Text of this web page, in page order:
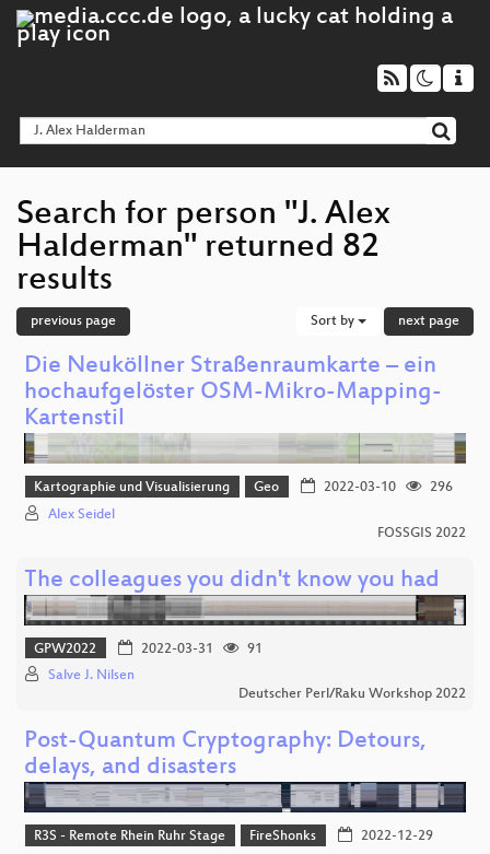
Search for person "J. Alex
Halderman" returned 82
results
previous page Sort by next page
Die Neuköllner Straßenraumkarte – ein
hochaufgelöster OSM-Mikro-Mapping-
Kartenstil
Kartographie und Visualisierung Geo 2022-03-10
296
Alex Seidel
FOSSGIS 2022
The colleagues you didn't know you had
GPW2022 2022-03-31
91
Salve J. Nilsen
Deutscher Perl/Raku Workshop 2022
Post-Quantum Cryptography: Detours,
delays, and disasters
R3S - Remote Rhein Ruhr Stage FireShonks
2022-12-29